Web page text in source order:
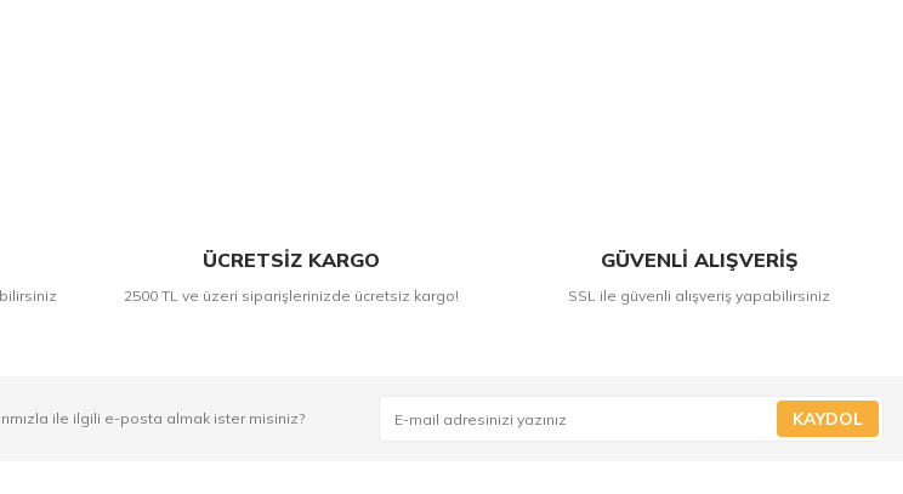
ÜCRETSİZ KARGO
2500 TL ve üzeri siparişlerinizde ücretsiz kargo!
GÜVENLİ ALIŞVERİŞ
SSL ile güvenli alışveriş yapabilirsiniz
ile ilgili e-posta almak ister misiniz? KAYDOL